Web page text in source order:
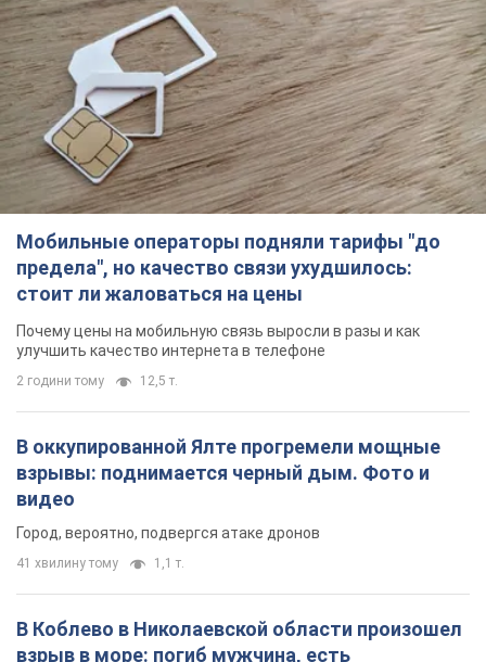
Мобильные операторы подняли тарифы "до
предела", но качество связи ухудшилось:
стоит ли жаловаться на цены
Почему цены на мобильную связь выросли в разы и как
улучшить качество интернета в телефоне
2 години тому 12,5 т.
В оккупированной Ялте прогремели мощные
взрывы: поднимается черный дым. Фото и
видео
Город, вероятно, подвергся атаке дронов
41 хвилину тому 1,1 т.
В Коблево в Николаевской области произошел
взрыв в море: погиб мужчина, есть